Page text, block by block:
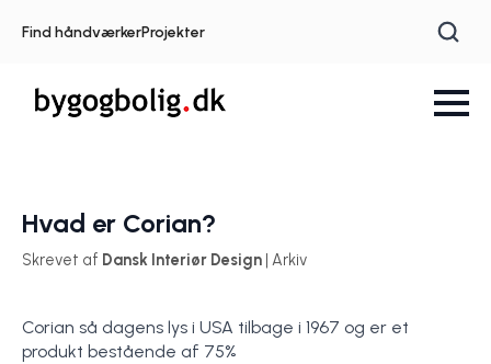
Find håndværkerProjekter
Hvad er Corian?
Skrevet af Dansk Interiør Design | Arkiv
Corian så dagens lys i USA tilbage i 1967 og er et
produkt bestående af 75%